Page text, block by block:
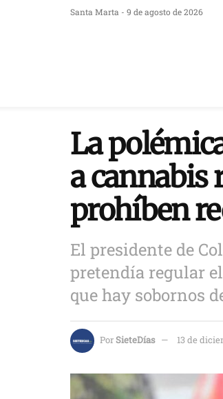
Santa Marta - 9 de agosto de 2026
La
a cannabis
prohíben
El presidente de
pretendía regular
que hay sobornos
PorSieteDías 13 de